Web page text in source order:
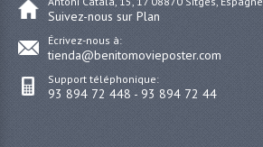
Suivez-nous sur Plan
Écrivez-nous à:
tienda@benitomovieposter.com
Support téléphonique:
93 894 72 448 - 93 894 72 44